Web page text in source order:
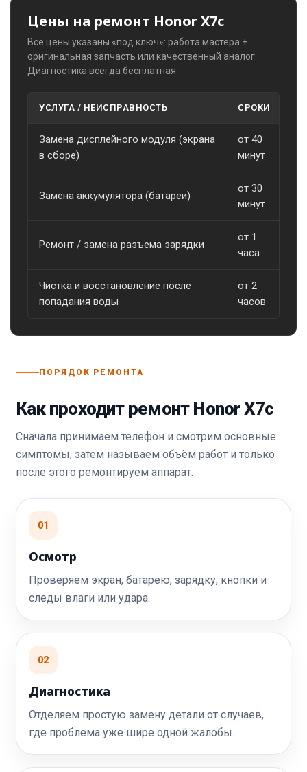
Цены на ремонт Honor X7c
Все цены указаны «под ключ»: работа мастера +
оригинальная запчасть или качественный аналог.
Диагностика всегда бесплатная.
УСЛУГА / НЕИСПРАВНОСТЬ СРОКИ
Замена дисплейного модуля (экрана
в сборе)
от 40
минут
Замена аккумулятора (батареи)
от 30
минут
Ремонт / замена разъема зарядки
от 1
часа
Чистка и восстановление после
попадания воды
от 2
часов
ПОРЯДОК РЕМОНТА
Как проходит ремонт Honor X7c
Сначала принимаем телефон и смотрим основные
симптомы, затем называем объём работ и только
после этого ремонтируем аппарат.
01
Осмотр
Проверяем экран, батарею, зарядку, кнопки и
следы влаги или удара.
02
Диагностика
Отделяем простую замену детали от случаев,
где проблема уже шире одной жалобы.